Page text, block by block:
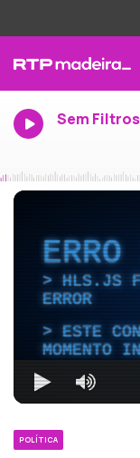
Sem Filtros
HLS.JS
ERROR
ESTE
MOMENTO
POLÍTICA